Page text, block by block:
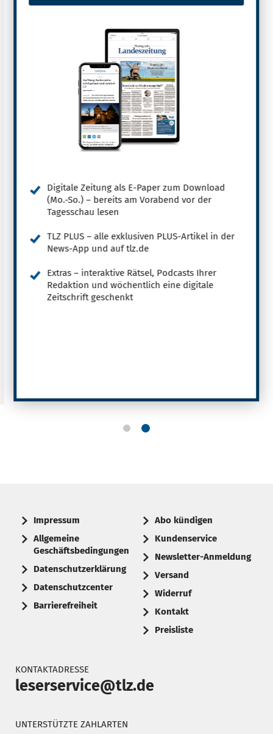
Digitale Zeitung als E-Paper zum Download
(Mo.-So.) – bereits am Vorabend vor der
Tagesschau lesen
TLZ PLUS – alle exklusiven PLUS-Artikel in der
News-App und auf tlz.de
Extras – interaktive Rätsel, Podcasts Ihrer
Redaktion und wöchentlich eine digitale
Zeitschrift geschenkt
Impressum
Allgemeine
Geschäftsbedingungen
Datenschutzerklärung
Datenschutzcenter
Barrierefreiheit
Abo kündigen
Kundenservice
Newsletter-Anmeldung
Versand
Widerruf
Kontakt
Preisliste
KONTAKTADRESSE
leserservice@tlz.de
UNTERSTÜTZTE ZAHLARTEN